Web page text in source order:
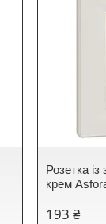
Розетка
крем
193 ₴